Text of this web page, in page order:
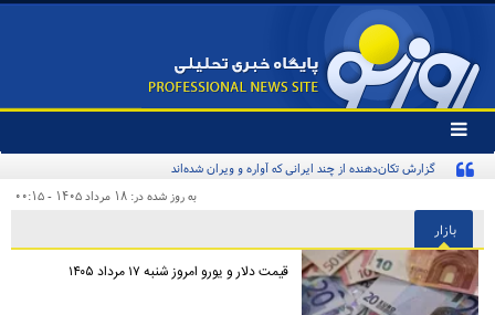
تغییر
وضعیت
منوی
ها
گزارش تکان‌دهنده از چند ایرانی که آواره و ویران شده‌اند
به روز شده در: ۱۸ مرداد ۱۴۰۵ - ۰۰:۱۵
بازار
قیمت دلار و یورو امروز شنبه ۱۷ مرداد ۱۴۰۵